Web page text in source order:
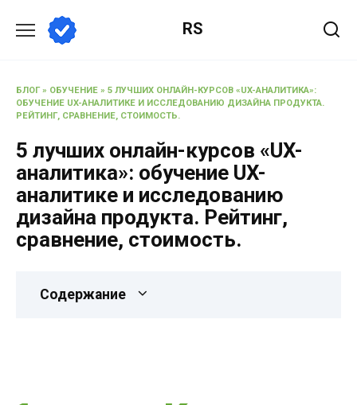
RS
БЛОГ» ОБУЧЕНИЕ » 5 ЛУЧШИХ ОНЛАЙН-КУРСОВ «UX-АНАЛИТИКА»:
ОБУЧЕНИЕ UX-АНАЛИТИКЕ И ИССЛЕДОВАНИЮ ДИЗАЙНА ПРОДУКТА.
РЕЙТИНГ, СРАВНЕНИЕ, СТОИМОСТЬ.
5 лучших онлайн-курсов «UX-
аналитика»: обучение UX-
аналитике и исследованию
дизайна продукта. Рейтинг,
сравнение, стоимость.
Содержание